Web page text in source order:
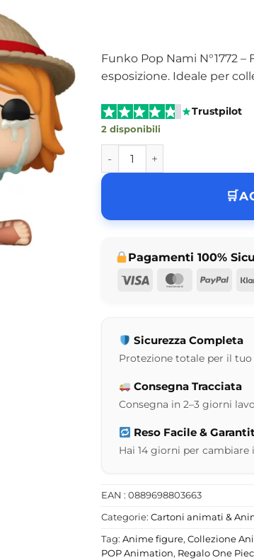
Funko Pop Nami N°1772
esposizione. Ideale per
Trustpilot
2 disponibili
Funko Pop Nami One Piece
Pagamenti 100%
Visa
MasterCard
Sicurezza Completa
Protezione totale per il
Consegna Tracciata
Consegna in 2–3 giorni
Reso Facile &
Hai 14 giorni per
EAN : 0889698803663
Categorie: Cartoni animati &
Tag: Anime figure, Collezione
POP Animation, Regalo One